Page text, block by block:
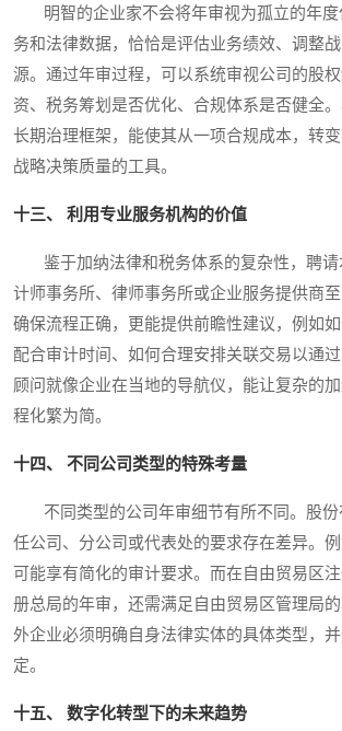
明智的企业家不会将年审视为孤立的年度
务和法律数据，恰恰是评估业务绩效、调整
源。通过年审过程，可以系统审视公司的股
资、税务筹划是否优化、合规体系是否健全
长期治理框架，能使其从一项合规成本，转
战略决策质量的工具。
十三、 利用专业服务机构的价值
鉴于加纳法律和税务体系的复杂性，聘请
计师事务所、律师事务所或企业服务提供商
确保流程正确，更能提供前瞻性建议，例如
配合审计时间、如何合理安排关联交易以通
顾问就像企业在当地的导航仪，能让复杂的
程化繁为简。
十四、 不同公司类型的特殊考量
不同类型的公司年审细节有所不同。股份
任公司、分公司或代表处的要求存在差异。
可能享有简化的审计要求。而在自由贸易区
册总局的年审，还需满足自由贸易区管理局
外企业必须明确自身法律实体的具体类型，
定。
十五、 数字化转型下的未来趋势